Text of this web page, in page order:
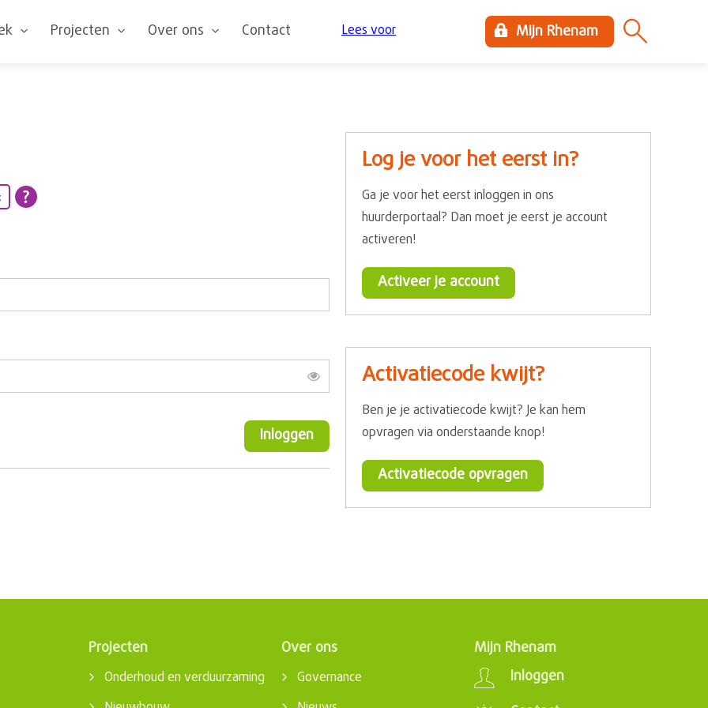
Projecten Over ons Contact Mijn Rhenam
Lees voor
Inloggen
Log je voor het eerst in?
Ga je voor het eerst inloggen in ons
huurderportaal? Dan moet je eerst je account
activeren!
Activeer je account
Activatiecode kwijt?
Ben je je activatiecode kwijt? Je kan hem
opvragen via onderstaande knop!
Activatiecode opvragen
Projecten
Onderhoud en verduurzaming
Over ons
Governance
Mijn Rhenam
Inloggen